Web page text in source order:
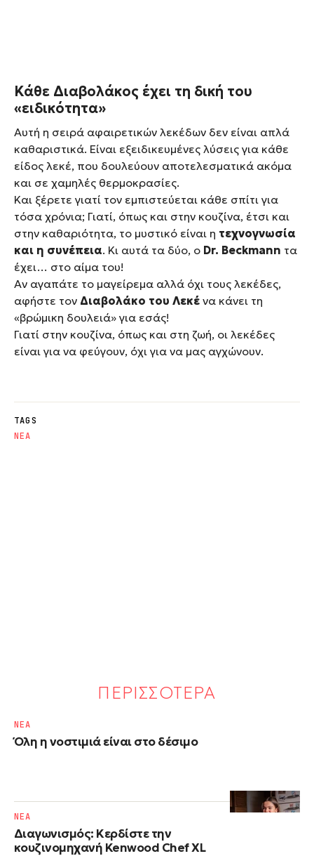
Κάθε Διαβολάκος έχει τη δική του
«ειδικότητα»
Αυτή η σειρά αφαιρετικών λεκέδων δεν είναι απλά
καθαριστικά. Είναι εξειδικευμένες λύσεις για κάθε
είδος λεκέ, που δουλεύουν αποτελεσματικά ακόμα
και σε χαμηλές θερμοκρασίες.
Και ξέρετε γιατί τον εμπιστεύεται κάθε σπίτι για
τόσα χρόνια; Γιατί, όπως και στην κουζίνα, έτσι και
στην καθαριότητα, το μυστικό είναι η τεχνογνωσία
και η συνέπεια. Κι αυτά τα δύο, ο Dr. Beckmann τα
έχει… στο αίμα του!
Αν αγαπάτε το μαγείρεμα αλλά όχι τους λεκέδες,
αφήστε τον Διαβολάκο του Λεκέ να κάνει τη
«βρώμικη δουλειά» για εσάς!
Γιατί στην κουζίνα, όπως και στη ζωή, οι λεκέδες
είναι για να φεύγουν, όχι για να μας αγχώνουν.
TAGS
NΕΑ
ΠΕΡΙΣΣΟΤΕΡΑ
Όλη η νοστιμιά είναι στο δέσιμο
NΕΑ
Διαγωνισμός: Κερδίστε την
κουζινομηχανή Kenwood Chef XL
NΕΑ